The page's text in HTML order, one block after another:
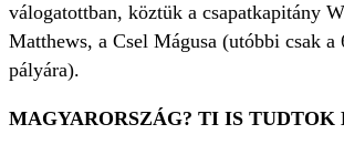
válogatottban, köztük a csapatkapitány
Matthews, a Csel Mágusa (utóbbi csak a
pályára).
MAGYARORSZÁG? TI IS TUDTOK